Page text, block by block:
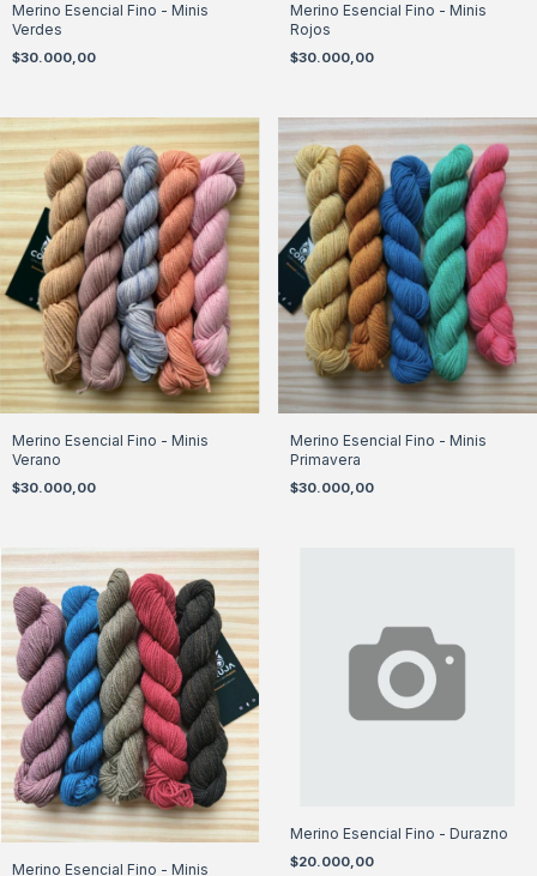
Merino Esencial Fino - Minis
Verdes
$30.000,00
Merino Esencial Fino - Minis
Rojos
$30.000,00
Merino Esencial Fino - Minis
Verano
$30.000,00
Merino Esencial Fino - Minis
Primavera
$30.000,00
Merino Esencial Fino - Minis
Merino Esencial Fino - Durazno
$20.000,00